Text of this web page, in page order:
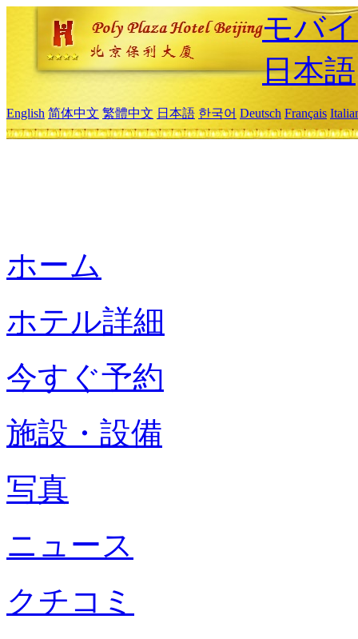
モバ
日本語
English 简体中文 繁體中文 日本語 한국어 Deutsch Français
ホーム
ホテル詳細
今すぐ予約
施設・設備
写真
ニュース
クチコミ